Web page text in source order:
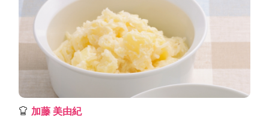
加藤 美由紀